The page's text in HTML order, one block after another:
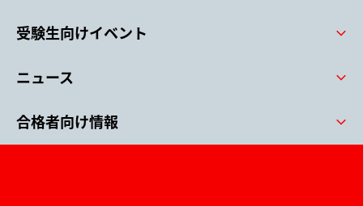
日本語
受験生向けイベント arrow_forward_ios
ニュース arrow_forward_ios
合格者向け情報 arrow_forward_ios